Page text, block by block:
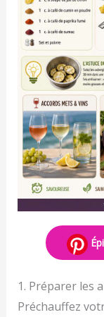
1. Préparer les
Préchauffez